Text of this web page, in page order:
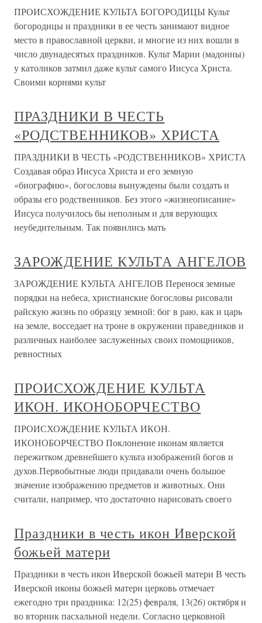
ПРОИСХОЖДЕНИЕ КУЛЬТА БОГОРОДИЦЫ Культ
богородицы и праздники в ее честь занимают видное
место в православной церкви, и многие из них вошли в
число двунадесятых праздников. Культ Марии (мадонны)
у католиков затмил даже культ самого Иисуса Христа.
Своими корнями культ
ПРАЗДНИКИ В ЧЕСТЬ
«РОДСТВЕННИКОВ» ХРИСТА
ПРАЗДНИКИ В ЧЕСТЬ «РОДСТВЕННИКОВ» ХРИСТА
Создавая образ Иисуса Христа и его земную
«биографию», богословы вынуждены были создать и
образы его родственников. Без этого «жизнеописание»
Иисуса получилось бы неполным и для верующих
неубедительным. Так появились мать
ЗАРОЖДЕНИЕ КУЛЬТА АНГЕЛОВ
ЗАРОЖДЕНИЕ КУЛЬТА АНГЕЛОВ Перенося земные
порядки на небеса, христианские богословы рисовали
райскую жизнь по образцу земной: бог в раю, как и царь
на земле, восседает на троне в окружении праведников и
различных наиболее заслуженных своих помощников,
ревностных
ПРОИСХОЖДЕНИЕ КУЛЬТА
ИКОН. ИКОНОБОРЧЕСТВО
ПРОИСХОЖДЕНИЕ КУЛЬТА ИКОН.
ИКОНОБОРЧЕСТВО Поклонение иконам является
пережитком древнейшего культа изображений богов и
духов.Первобытные люди придавали очень большое
значение изображению предметов и животных. Они
считали, например, что достаточно нарисовать своего
Праздники в честь икон Иверской
божьей матери
Праздники в честь икон Иверской божьей матери В честь
Иверской иконы божьей матери церковь отмечает
ежегодно три праздника: 12(25) февраля, 13(26) октября и
во вторник пасхальной недели. Согласно церковной